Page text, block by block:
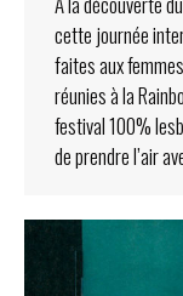
cette journée
faites aux
réunies à la
festival 100%
de prendre l’air